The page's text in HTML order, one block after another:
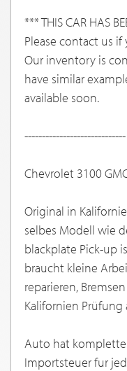
*** THIS CAR HAS
Please contact us
Our inventory is
have similar
available soon.
-----------------------------
Chevrolet 3100
Original in
selbes Modell wie
blackplate Pick-up
braucht kleine
reparieren,
Kalifornien Prüfung
Auto hat
Importsteuer fur